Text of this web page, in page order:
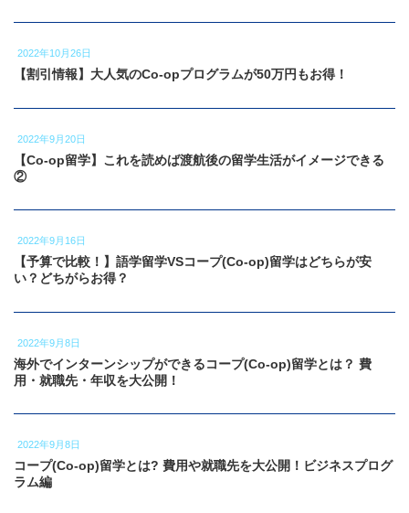
2022年10月26日
【割引情報】大人気のCo-opプログラムが50万円もお得！
2022年9月20日
【Co-op留学】これを読めば渡航後の留学生活がイメージできる
②
2022年9月16日
【予算で比較！】語学留学VSコープ(Co-op)留学はどちらが安
い？どちがらお得？
2022年9月8日
海外でインターンシップができるコープ(Co-op)留学とは？ 費
用・就職先・年収を大公開！
2022年9月8日
コープ(Co-op)留学とは? 費用や就職先を大公開！ビジネスプログ
ラム編